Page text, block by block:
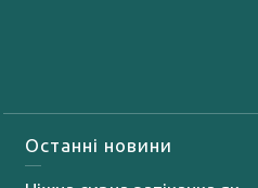
Останні новини